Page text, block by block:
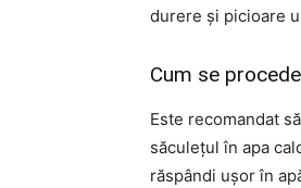
durere și picioare
Cum se
Este recomandat
săculețul în apa
răspândi ușor în